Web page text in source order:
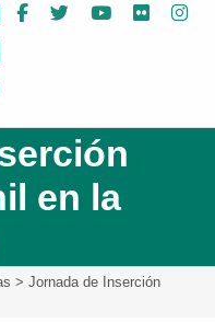
ASPAYM Castilla y León
Facebook
Twitter YouTube
Flickr
en la
> Jornada de Inserción